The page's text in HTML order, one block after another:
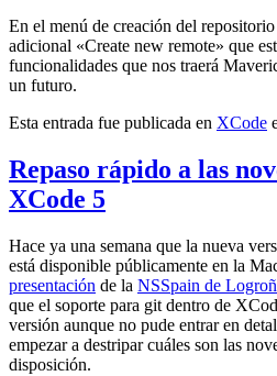
En el menú de creación del
adicional «Create new remote» que
funcionalidades que nos traerá
un futuro.
Esta entrada fue publicada en XCode
Repaso rápido a las
XCode 5
Hace ya una semana que la nueva
está disponible públicamente en la
presentación de la NSSpain de
que el soporte para git dentro de
versión aunque no pude entrar en
empezar a destripar cuáles son las
disposición.